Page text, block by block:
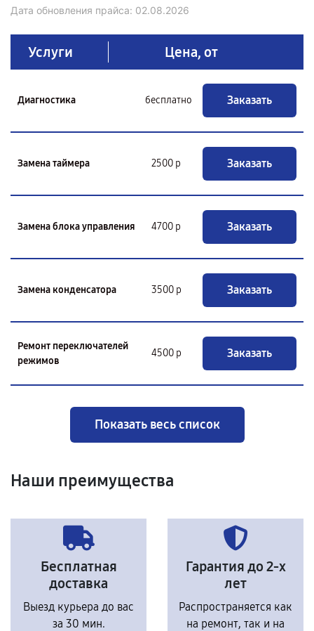
Дата обновления прайса: 02.08.2026
Услуги Цена, от
Диагностика бесплатно Заказать
Замена таймера 2500 р Заказать
Замена блока управления 4700 р Заказать
Замена конденсатора 3500 р Заказать
Ремонт переключателей
режимов
4500 р Заказать
Показать весь список
Наши преимущества
Бесплатная
доставка
Выезд курьера до вас
за 30 мин.
Гарантия до 2-х
лет
Распространяется как
на ремонт, так и на